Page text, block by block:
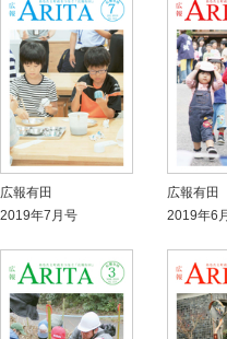
広報有田
2019年7月号
広報有田
2019年6